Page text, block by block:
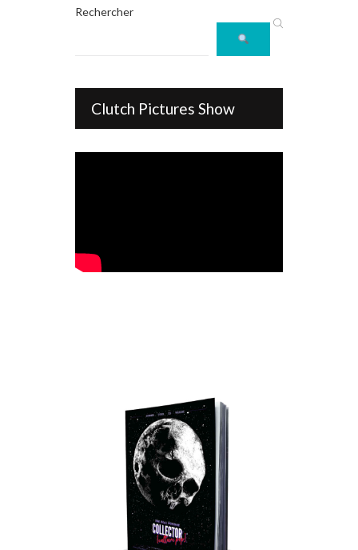
Rechercher
Clutch Pictures Show